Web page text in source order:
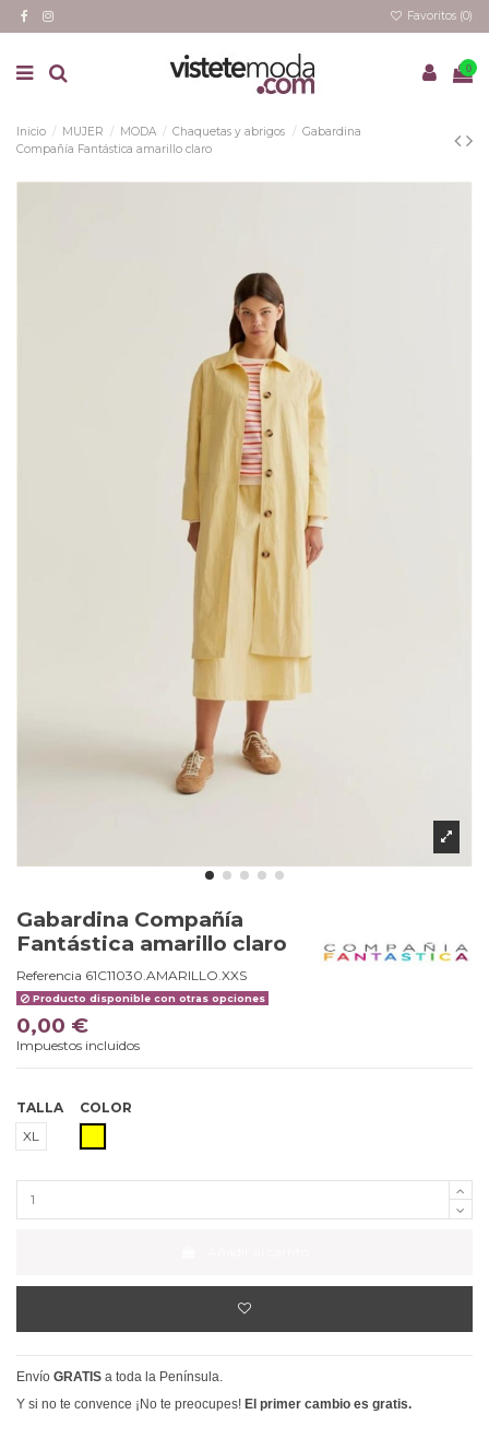
Favoritos (0)
0
Inicio MUJER MODA Chaquetas y abrigos
Gabardina
Compañía Fantástica amarillo claro
Gabardina Compañía
Fantástica amarillo claro
Referencia 61C11030.AMARILLO.XXS
Producto disponible con otras opciones
0,00 €
Impuestos incluidos
TALLA
XL
COLOR
Envío GRATIS a toda la Península.
Y si no te convence ¡No te preocupes! El primer cambio es gratis.